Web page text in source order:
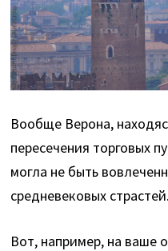
Вообще Верона,
пересечения торговых
могла не быть
средневековых страстей.
Вот, например, на ваше